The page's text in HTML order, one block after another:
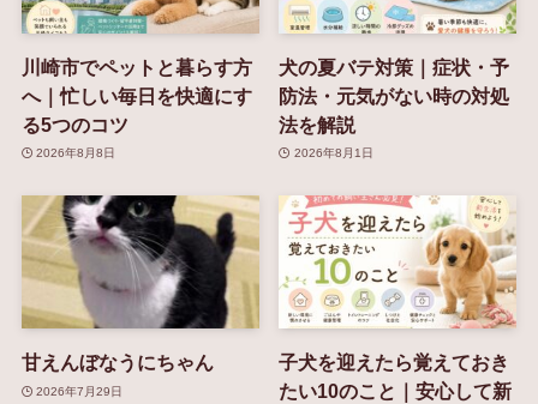
川崎市でペットと暮らす方
へ｜忙しい毎日を快適にす
る5つのコツ
2026年8月8日
犬の夏バテ対策｜症状・予
防法・元気がない時の対処
法を解説
2026年8月1日
甘えんぼなうにちゃん
2026年7月29日
子犬を迎えたら覚えておき
たい10のこと｜安心して新